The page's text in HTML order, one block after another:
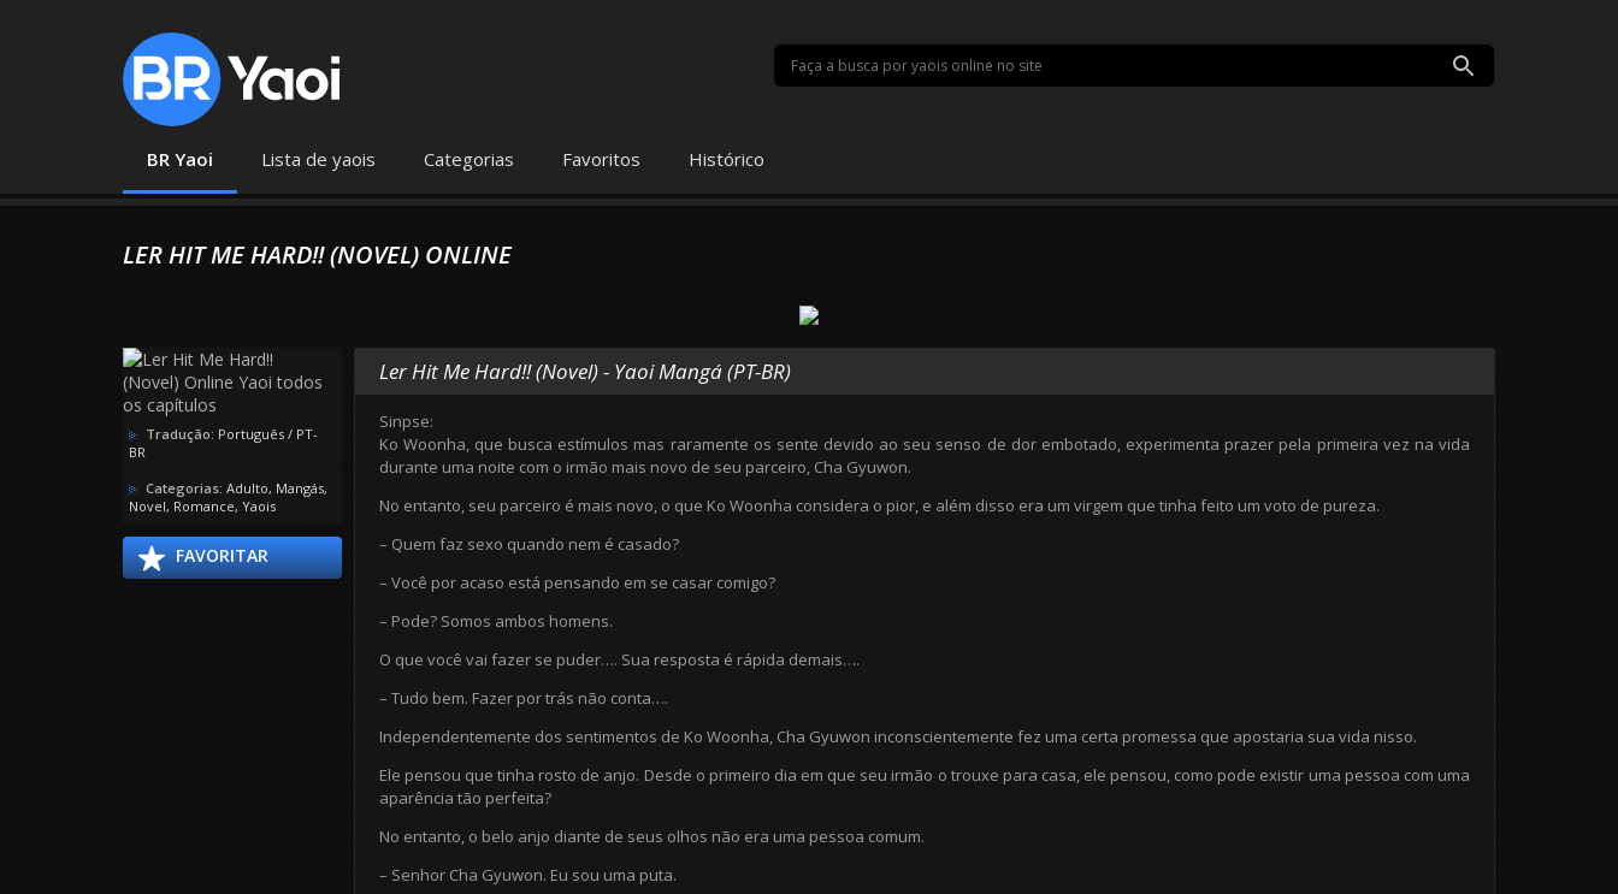
BR Yaoi Lista de yaois Categorias Favoritos Histórico
LER HIT ME HARD!! (NOVEL) ONLINE
Tradução: Português / PT-
BR
Categorias: Adulto, Mangás,
Novel, Romance, Yaois
FAVORITAR
Ler Hit Me Hard!! (Novel) - Yaoi Mangá (PT-BR)
Sinpse:
Ko Woonha, que busca estímulos mas raramente os sente devido ao seu senso de dor embotado, experimenta prazer pela primeira vez na vida
durante uma noite com o irmão mais novo de seu parceiro, Cha Gyuwon.
No entanto, seu parceiro é mais novo, o que Ko Woonha considera o pior, e além disso era um virgem que tinha feito um voto de pureza.
– Quem faz sexo quando nem é casado?
– Você por acaso está pensando em se casar comigo?
– Pode? Somos ambos homens.
O que você vai fazer se puder…. Sua resposta é rápida demais….
– Tudo bem. Fazer por trás não conta….
Independentemente dos sentimentos de Ko Woonha, Cha Gyuwon inconscientemente fez uma certa promessa que apostaria sua vida nisso.
Ele pensou que tinha rosto de anjo. Desde o primeiro dia em que seu irmão o trouxe para casa, ele pensou, como pode existir uma pessoa com uma
aparência tão perfeita?
No entanto, o belo anjo diante de seus olhos não era uma pessoa comum.
– Senhor Cha Gyuwon. Eu sou uma puta.